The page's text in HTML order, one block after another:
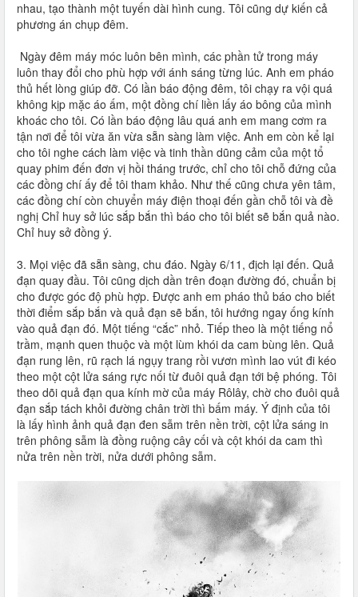
nhau, tạo thành một tuyến dài hình cung. Tôi cũng dự kiến cả
phương án chụp đêm.
Ngày đêm máy móc luôn bên mình, các phần tử trong máy
luôn thay đổi cho phù hợp với ánh sáng từng lúc. Anh em pháo
thủ hết lòng giúp đỡ. Có lần báo động đêm, tôi chạy ra vội quá
không kịp mặc áo ấm, một đồng chí liền lấy áo bông của mình
khoác cho tôi. Có lần báo động lâu quá anh em mang cơm ra
tận nơi để tôi vừa ăn vừa sẵn sàng làm việc. Anh em còn kể lại
cho tôi nghe cách làm việc và tinh thần dũng cảm của một tổ
quay phim đến đơn vị hồi tháng trước, chỉ cho tôi chỗ đứng của
các đồng chí ấy để tôi tham khảo. Như thế cũng chưa yên tâm,
các đồng chí còn chuyển máy điện thoại đến gần chỗ tôi và đề
nghị Chỉ huy sở lúc sắp bắn thì báo cho tôi biết sẽ bắn quả nào.
Chỉ huy sở đồng ý.
3. Mọi việc đã sẵn sàng, chu đáo. Ngày 6/11, địch lại đến. Quả
đạn quay đầu. Tôi cũng dịch dần trên đoạn đường đó, chuẩn bị
cho được góc độ phù hợp. Được anh em pháo thủ báo cho biết
thời điểm sắp bắn và quả đạn sẽ bắn, tôi hướng ngay ống kính
vào quả đạn đó. Một tiếng “cắc” nhỏ. Tiếp theo là một tiếng nổ
trầm, mạnh quen thuộc và một lùm khói da cam bùng lên. Quả
đạn rung lên, rũ rạch lá ngụy trang rồi vươn mình lao vút đi kéo
theo một cột lửa sáng rực nối từ đuôi quả đạn tới bệ phóng. Tôi
theo dõi quả đạn qua kính mờ của máy Rôlây, chờ cho đuôi quả
đạn sắp tách khỏi đường chân trời thì bấm máy. Ý định của tôi
là lấy hình ảnh quả đạn đen sẫm trên nền trời, cột lửa sáng in
trên phông sẫm là đồng ruộng cây cối và cột khói da cam thì
nửa trên nền trời, nửa dưới phông sẫm.